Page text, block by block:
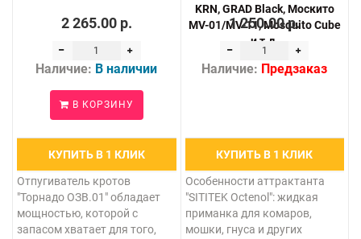
2 265.00 р.
Наличие: В наличии
В КОРЗИНУ
КУПИТЬ В 1 КЛИК
Отпугиватель кротов
"Торнадо ОЗВ.01" обладает
мощностью, которой с
запасом хватает для того,
KRN, GRAD Black, Москито
MV-01/MV-11, Mosquito Cube
и т.д.
1 250.00 р.
Наличие: Предзаказ
КУПИТЬ В 1 КЛИК
Особенности аттрактанта
"SITITEK Octenol": жидкая
приманка для комаров,
мошки, гнуса и других